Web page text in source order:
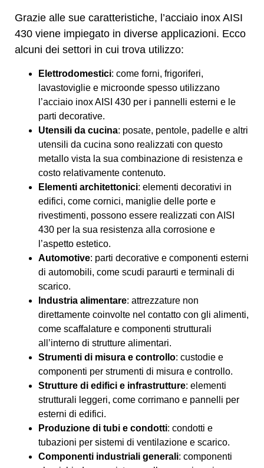
Grazie alle sue caratteristiche, l’acciaio inox AISI
430 viene impiegato in diverse applicazioni. Ecco
alcuni dei settori in cui trova utilizzo:
Elettrodomestici: come forni, frigoriferi,
lavastoviglie e microonde spesso utilizzano
l’acciaio inox AISI 430 per i pannelli esterni e le
parti decorative.
Utensili da cucina: posate, pentole, padelle e altri
utensili da cucina sono realizzati con questo
metallo vista la sua combinazione di resistenza e
costo relativamente contenuto.
Elementi architettonici: elementi decorativi in
edifici, come cornici, maniglie delle porte e
rivestimenti, possono essere realizzati con AISI
430 per la sua resistenza alla corrosione e
l’aspetto estetico.
Automotive: parti decorative e componenti esterni
di automobili, come scudi paraurti e terminali di
scarico.
Industria alimentare: attrezzature non
direttamente coinvolte nel contatto con gli alimenti,
come scaffalature e componenti strutturali
all’interno di strutture alimentari.
Strumenti di misura e controllo: custodie e
componenti per strumenti di misura e controllo.
Strutture di edifici e infrastrutture: elementi
strutturali leggeri, come corrimano e pannelli per
esterni di edifici.
Produzione di tubi e condotti: condotti e
tubazioni per sistemi di ventilazione e scarico.
Componenti industriali generali: componenti